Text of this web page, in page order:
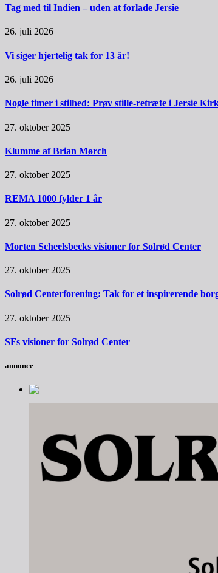
Tag med til Indien – uden at forlade Jersie
26. juli 2026
Vi siger hjertelig tak for 13 år!
26. juli 2026
Nogle timer i stilhed: Prøv stille-retræte i Jersie
27. oktober 2025
Klumme af Brian Mørch
27. oktober 2025
REMA 1000 fylder 1 år
27. oktober 2025
Morten Scheelsbecks visioner for Solrød Center
27. oktober 2025
Solrød Centerforening: Tak for et inspirerende
27. oktober 2025
SFs visioner for Solrød Center
annonce